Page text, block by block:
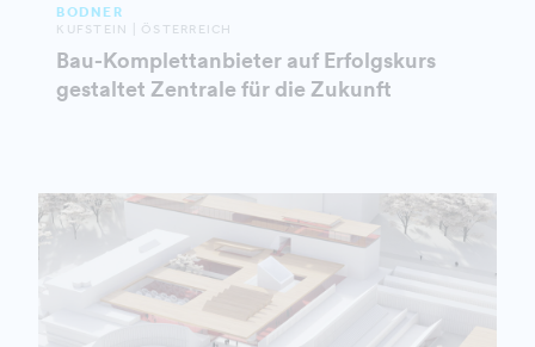
BODNER
KUFSTEIN | ÖSTERREICH
Bau-Komplettanbieter auf Erfolgskurs
gestaltet Zentrale für die Zukunft